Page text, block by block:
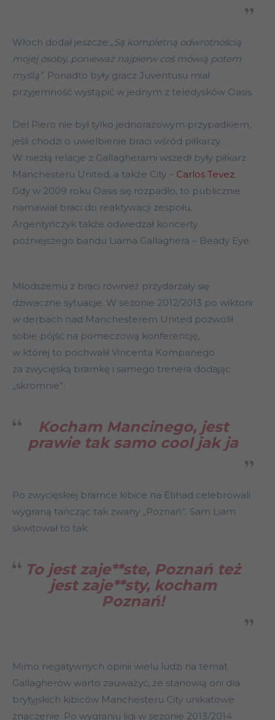
Włoch dodał jeszcze:„Są kompletną odwrotnością
mojej osoby, ponieważ najpierw coś mówią potem
myślą”. Ponadto były gracz Juventusu miał
przyjemność wystąpić w jednym z teledysków Oasis.
Del Piero nie był tylko jednorazowym przypadkiem,
jeśli chodzi o uwielbienie braci wśród piłkarzy.
W niezłą relacje z Gallagherami wszedł były piłkarz
Manchesteru United, a także City – Carlos Tevez.
Gdy w 2009 roku Oasis się rozpadło, to publicznie
namawiał braci do reaktywacji zespołu.
Argentyńczyk także odwiedzał koncerty
późniejszego bandu Liama Gallaghera – Beady Eye.
Młodszemu z braci również przydarzały się
dziwaczne sytuacje. W sezonie 2012/2013 po wiktorii
w derbach nad Manchesterem United pozwolił
sobie pójść na pomeczową konferencję,
w której to pochwalił Vincenta Kompanego
za zwycięską bramkę i samego trenera dodając
„skromnie”:
Kocham Mancinego, jest
prawie tak samo cool jak ja
Po zwycięskiej bramce kibice na Etihad celebrowali
wygraną tańcząc tak zwany „Poznań”. Sam Liam
skwitował to tak:
To jest zaje**ste, Poznań też
jest zaje**sty, kocham
Poznań!
Mimo negatywnych opinii wielu ludzi na temat
Gallagherów warto zauważyć, że stanowią oni dla
brytyjskich kibiców Manchesteru City unikatowe
znaczenie. Po wygraniu ligi w sezonie 2013/2014